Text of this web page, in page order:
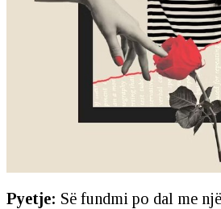
Pyetje: Së fundmi po dal me